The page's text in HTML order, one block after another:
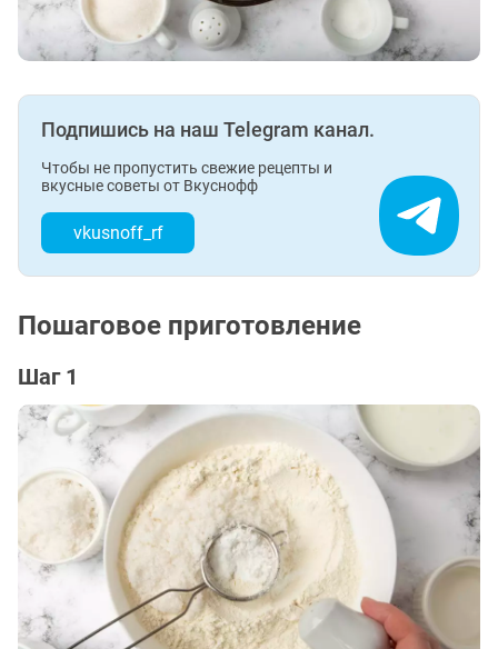
Подпишись на наш Telegram канал.
Чтобы не пропустить свежие рецепты и
вкусные советы от Вкуснофф
vkusnoff_rf
Пошаговое приготовление
Шаг 1